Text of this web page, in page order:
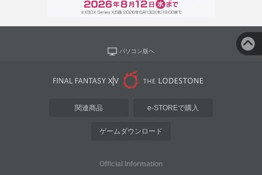
パソコン版へ
関連商品 e-STOREで購入
ゲームダウンロード
Official Information